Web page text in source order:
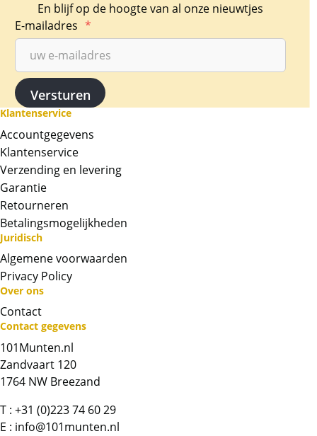
Chat met ons
En blijf op de hoogte van al onze nieuwtjes
E-mailadres *
Klantenservice
Accountgegevens
Klantenservice
Verzending en levering
Garantie
Retourneren
Betalingsmogelijkheden
Juridisch
Algemene voorwaarden
Privacy Policy
Over ons
Contact
Contact gegevens
101Munten.nl
Zandvaart 120
1764 NW Breezand
T : +31 (0)223 74 60 29
E : info@101munten.nl